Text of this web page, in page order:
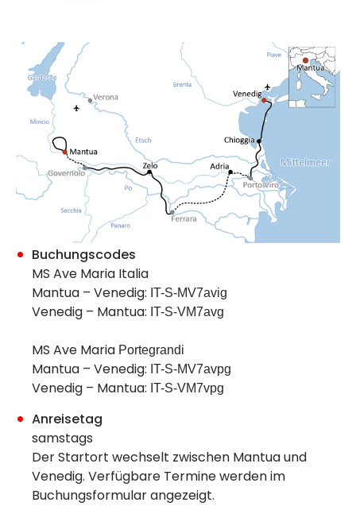
Buchungscodes
MS Ave Maria Italia
Mantua – Venedig: IT-S-MV7avig
Venedig – Mantua: IT-S-VM7avg
MS Ave Maria Portegrandi
Mantua – Venedig: IT-S-MV7avpg
Venedig – Mantua: IT-S-VM7vpg
Anreisetag
samstags
Der Startort wechselt zwischen Mantua und
Venedig. Verfügbare Termine werden im
Buchungsformular angezeigt.